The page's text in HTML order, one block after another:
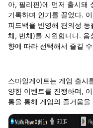
아, 필리핀)에 먼저 출시돼
기록하며 인기를 끌었다.
피드백을 반영해 편의성
체, 번체)를 지원합니다.
향에 따라 선택해서 즐길
스마일게이트는 게임 출시
양한 이벤트를 진행하며,
통을 통해 게임의 즐거움